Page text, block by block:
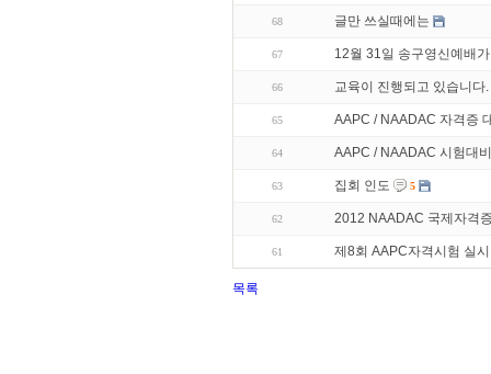
68 글만 쓰실때에는
67 12월 31일 송구영신예배
66 교육이 진행되고 있습니다.
65 AAPC / NAADAC 자격증
64 AAPC / NAADAC 시험대
63 집회 인도 5
62 2012 NAADAC 국제자격
61 제8회 AAPC자격시험 실시
목록